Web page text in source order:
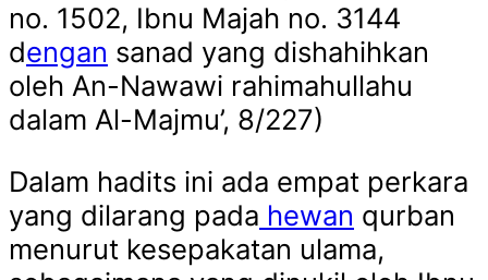
no. 1502, Ibnu Majah no. 3144
dengan sanad yang dishahihkan
oleh An-Nawawi rahimahullahu
dalam Al-Majmu’, 8/227)
Dalam hadits ini ada empat perkara
yang dilarang pada hewan qurban
menurut kesepakatan ulama,